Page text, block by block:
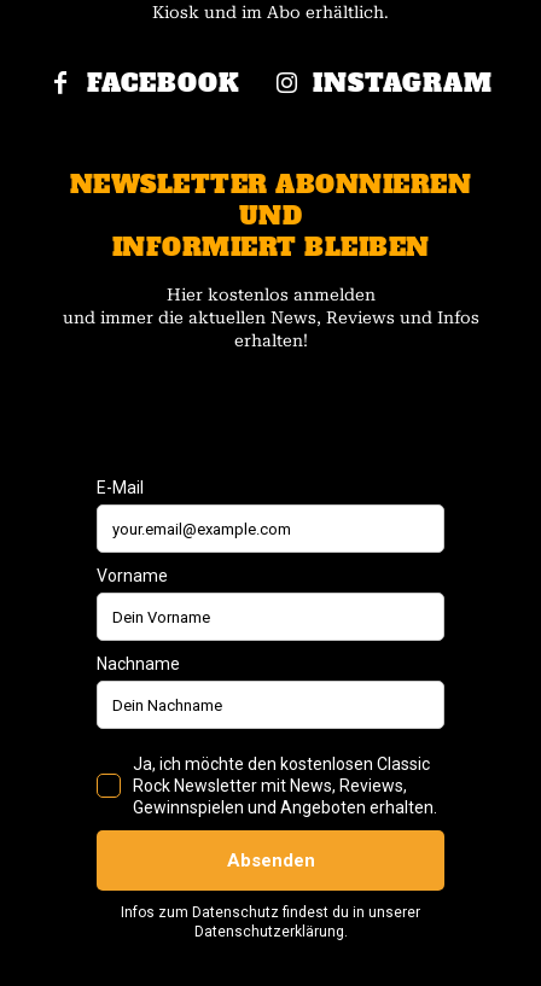
Kiosk und im Abo erhältlich.
FACEBOOK INSTAGRAM
NEWSLETTER ABONNIEREN
UND
INFORMIERT BLEIBEN
Hier kostenlos anmelden
und immer die aktuellen News, Reviews und Infos
erhalten!